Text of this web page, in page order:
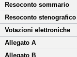
Resoconto sommario
Resoconto stenografico
Votazioni elettroniche
Allegato A
Allegato B